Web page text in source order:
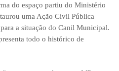
do espaço partiu do Ministério
uma Ação Civil Pública
a situação do Canil Municipal.
todo o histórico de